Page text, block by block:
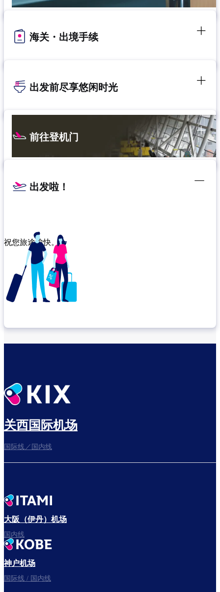
海关・出境手续
出发前尽享悠闲时光
前往登机门
出发啦！
祝您旅途愉快。
出发啦！
祝您旅途愉快。
关西国际机场
国际线／国内线
大阪（伊丹）机场
国内线
神户机场
国际线 / 国内线